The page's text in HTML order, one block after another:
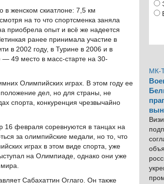
в женском скиатлоне: 7,5 км
на то что спортсменка заняла
приобрела опыт и всё же надеется
ранее принимала участие в
в 2002 году, в Турине в 2006 и в
— 49 место в масс-старте на 30-
Олимпийских играх. В этом году ее
дел, но для страны, не
спорта, конкуренция чрезвычайно
16 февраля соревнуются в танцах на
за олимпийские медали, но то, что
играх в этом виде спорта, уже
на Олимпиаде, однако они уже
Сабахаттин Оглаго. Он также
МК-